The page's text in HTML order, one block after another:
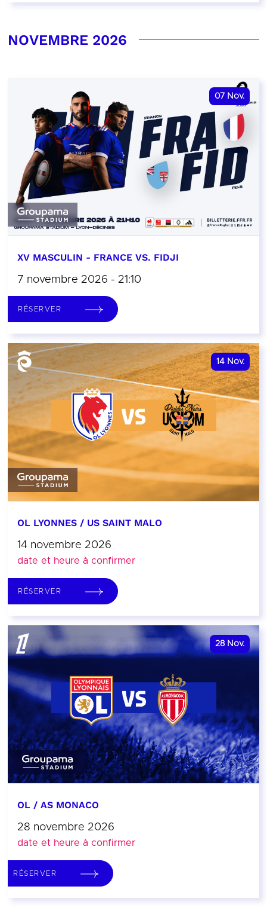
NOVEMBRE 2026
07 Nov.
XV MASCULIN - FRANCE VS. FIDJI
7 novembre 2026 - 21:10
RÉSERVER
14 Nov.
OL LYONNES / US SAINT MALO
14 novembre 2026
date et heure à confirmer
RÉSERVER
28 Nov.
OL / AS MONACO
28 novembre 2026
date et heure à confirmer
RÉSERVER